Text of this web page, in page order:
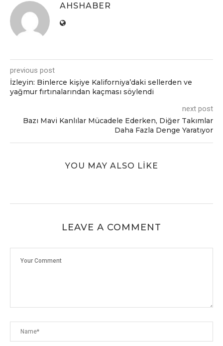
AHSHABER
previous post
İzleyin: Binlerce kişiye Kaliforniya’daki sellerden ve
yağmur fırtınalarından kaçması söylendi
next post
Bazı Mavi Kanlılar Mücadele Ederken, Diğer Takımlar
Daha Fazla Denge Yaratıyor
YOU MAY ALSO LIKE
LEAVE A COMMENT